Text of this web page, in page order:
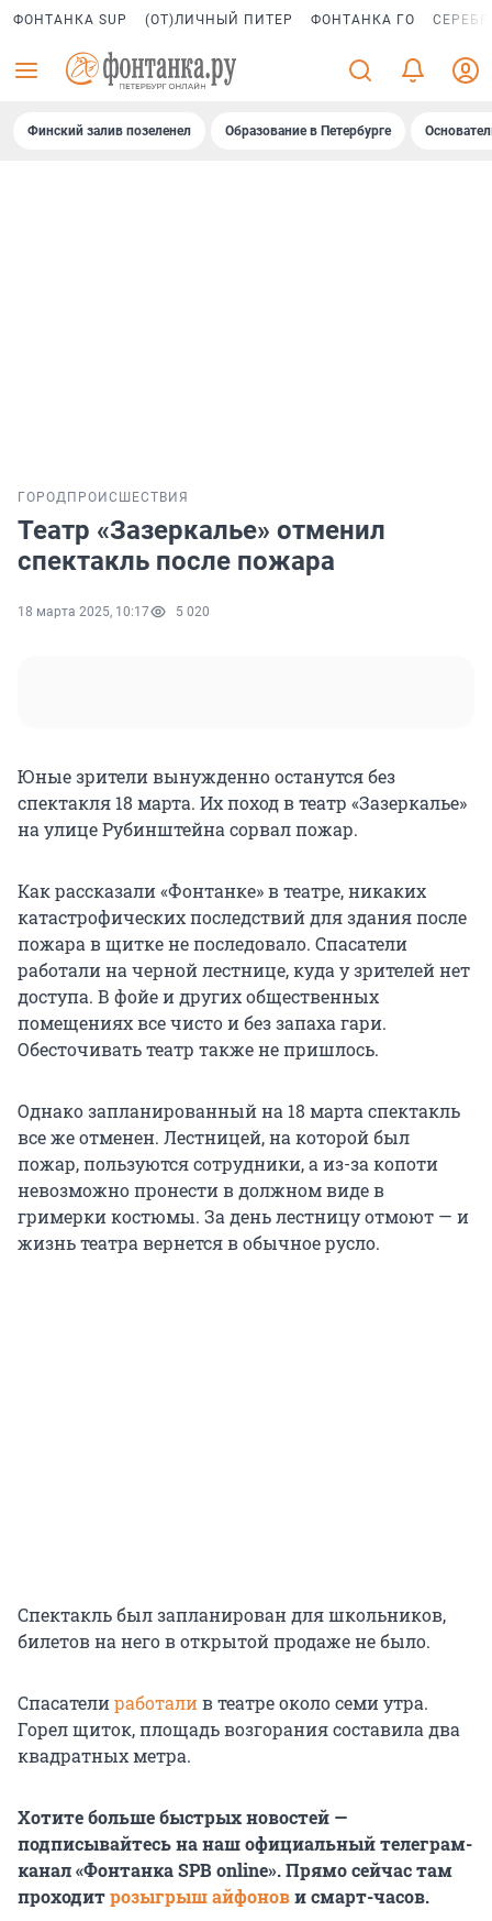
ФОНТАНКА SUP (ОТ)ЛИЧНЫЙ ПИТЕР ФОНТАНКА ГО
Финский залив позеленел Образование в Петербурге
ГОРОД ПРОИСШЕСТВИЯ
Театр «Зазеркалье» отменил
спектакль после пожара
18 марта 2025, 10:17 5 020
Юные зрители вынужденно останутся без
спектакля 18 марта. Их поход в театр «Зазеркалье»
на улице Рубинштейна сорвал пожар.
Как рассказали «Фонтанке» в театре, никаких
катастрофических последствий для здания после
пожара в щитке не последовало. Спасатели
работали на черной лестнице, куда у зрителей нет
доступа. В фойе и других общественных
помещениях все чисто и без запаха гари.
Обесточивать театр также не пришлось.
Однако запланированный на 18 марта спектакль
все же отменен. Лестницей, на которой был
пожар, пользуются сотрудники, а из-за копоти
невозможно пронести в должном виде в
гримерки костюмы. За день лестницу отмоют — и
жизнь театра вернется в обычное русло.
Спектакль был запланирован для школьников,
билетов на него в открытой продаже не было.
Спасателиработалив театре около семи утра.
Горел щиток, площадь возгорания составила два
квадратных метра.
Хотите больше быстрых новостей —
подписывайтесь на наш официальный телеграм-
канал «Фонтанка SPB online». Прямо сейчас там
проходитрозыгрыш айфонови смарт-часов.